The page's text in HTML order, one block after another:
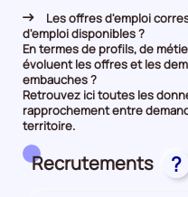
Les offres d'emploi
d'emploi disponibles ?
En termes de profils, de
évoluent les offres et les
embauches ?
Retrouvez ici toutes les
rapprochement entre
territoire.
Recrutements ?